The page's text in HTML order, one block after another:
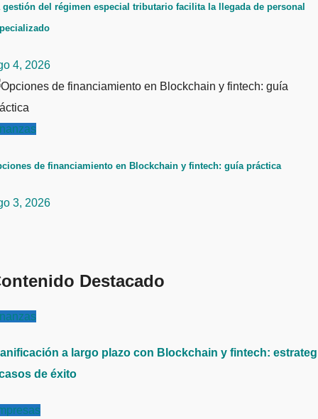
gestión del régimen especial tributario facilita la llegada de personal
4, 2026
de financiamiento en Blockchain y fintech: guía práctica
3, 2026
Destacado
a largo plazo con Blockchain y fintech:
de éxito